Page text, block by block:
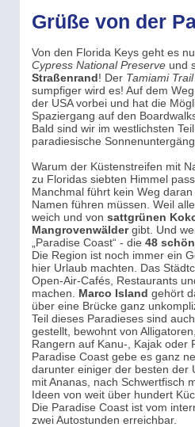
Grüße von der
Von den Florida Keys geht es
Cypress National Preserve und
Straßenrand! Der Tamiami Trail
sumpfiger wird es! Auf dem
der USA vorbei und hat die
Spaziergang auf den
Bald sind wir im westlichsten
paradiesische
Warum der Küstenstreifen mit
zu Floridas siebten Himmel
Manchmal führt kein Weg
Namen führen müssen. Weil
weich und von sattgrünen
Mangrovenwäldergibt. Und
„Paradise Coast“ - die 48
Die Region ist noch immer ein
hier Urlaub machten. Das
Open-Air-Cafés, Restaurants
machen. Marco Island gehört
über eine Brücke ganz
Teil dieses Paradieses sind
gestellt, bewohnt von
Rangern auf Kanu-, Kajak oder
Paradise Coast gebe es ganz
darunter einiger der besten der
mit Ananas, nach Schwertfisch
Ideen von weit über hundert
Die Paradise Coast ist vom
zwei Autostunden erreichbar.